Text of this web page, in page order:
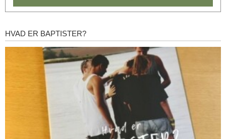
Hvad
er
HVAD ER BAPTISTER?